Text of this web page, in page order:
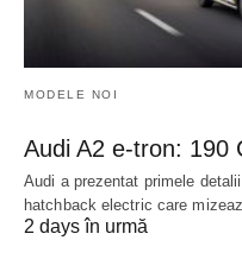
MODELE NOI
Audi A2 e-tron: 190
Audi a prezentat primele
hatchback electric care
2 days în urmă